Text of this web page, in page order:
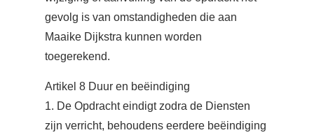
gevolg is van omstandigheden die aan
Maaike Dijkstra kunnen worden
toegerekend.
Artikel 8 Duur en beëindiging
1. De Opdracht eindigt zodra de Diensten
zijn verricht, behoudens eerdere beëindiging